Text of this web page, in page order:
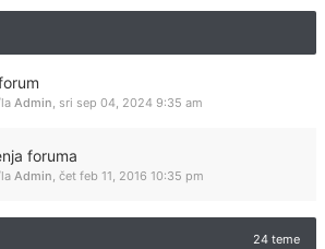
Admin, sri sep 04, 2024 9:35 am
foruma
Admin, čet feb 11, 2016 10:35 pm
24 teme